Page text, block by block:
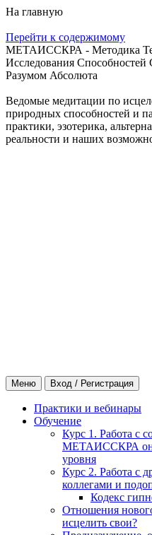
На главную
Перейти к содержимому
МЕТАИССКРА - Методика
Исследования Способностей
Разумом Абсолюта
Ведомые медитации по
природных способностей и
практики, эзотерика,
реальности и наших
Меню Вход / Регистрация
Практики и вебинары
Обучение
Курс 1. Работа с
МЕТАИССКРА
уровня
Курс 2. Работа с
коллегами и
Кодекс
Отношения
исцелить свои?